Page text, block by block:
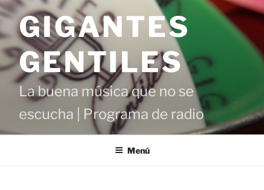
Saltar
contenido
GIGANTES
GENTILES
La buena música que no se
escucha | Programa de radio
Menú